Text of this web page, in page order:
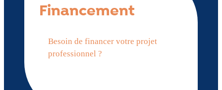
Financement
Besoin de financer votre projet
professionnel ?